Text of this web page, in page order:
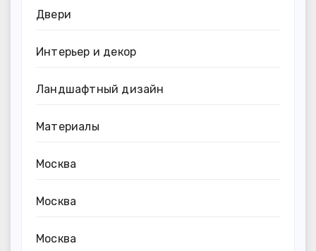
Двери
Интерьер и декор
Ландшафтный дизайн
Материалы
Москва
Москва
Москва